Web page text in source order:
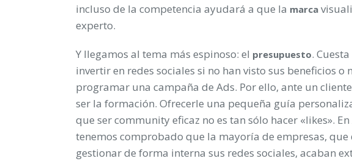
incluso de la competencia ayudará a que la marca
experto.
Y llegamos al tema más espinoso: el presupuesto.
invertir en redes sociales si no han visto sus beneficios
programar una campaña de Ads. Por ello, ante un
ser la formación. Ofrecerle una pequeña guía
que ser community eficaz no es tan sólo hacer «likes».
tenemos comprobado que la mayoría de empresas,
gestionar de forma interna sus redes sociales, acaban